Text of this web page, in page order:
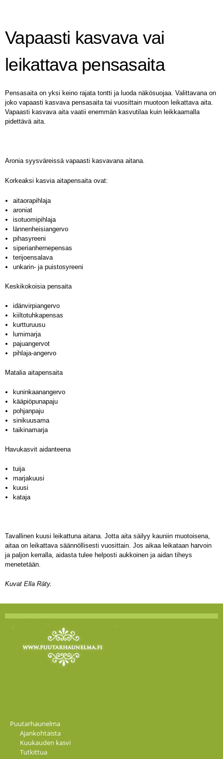
Vapaasti kasvava vai
leikattava pensasaita
Pensasaita on yksi keino rajata tontti ja luoda näkösuojaa. Valittavana on
joko vapaasti kasvava pensasaita tai vuosittain muotoon leikattava aita.
Vapaasti kasvava aita vaatii enemmän kasvutilaa kuin leikkaamalla
pidettävä aita.
Aronia syysväreissä vapaasti kasvavana aitana.
Korkeaksi kasvia aitapensaita ovat:
aitaorapihlaja
aroniat
isotuomipihlaja
lännenheisiangervo
pihasyreeni
siperianhernepensas
terijoensalava
unkarin- ja puistosyreeni
Keskikokoisia pensaita
idänvirpiangervo
kiiltotuhkapensas
kurtturuusu
lumimarja
pajuangervot
pihlaja-angervo
Matalia aitapensaita
kuninkaanangervo
kääpiöpunapaju
pohjanpaju
sinikuusama
taikinamarja
Havukasvit aidanteena
tuija
marjakuusi
kuusi
kataja
Tavallinen kuusi leikattuna aitana. Jotta aita säilyy kauniin muotoisena,
aitaa on leikattava säännöllisesti vuosittain. Jos aikaa leikataan harvoin
ja paljon kerralla, aidasta tulee helposti aukkoinen ja aidan tiheys
menetetään.
Kuvat Ella Räty.
Puutarhaunelma
Ajankohtaista
Kuukauden kasvi
Tutkittua